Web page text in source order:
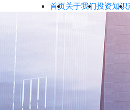
首页关于我们投资知识